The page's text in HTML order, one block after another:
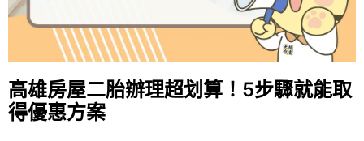
高雄房屋二胎辦理超划算！5步驟就能取
得優惠方案